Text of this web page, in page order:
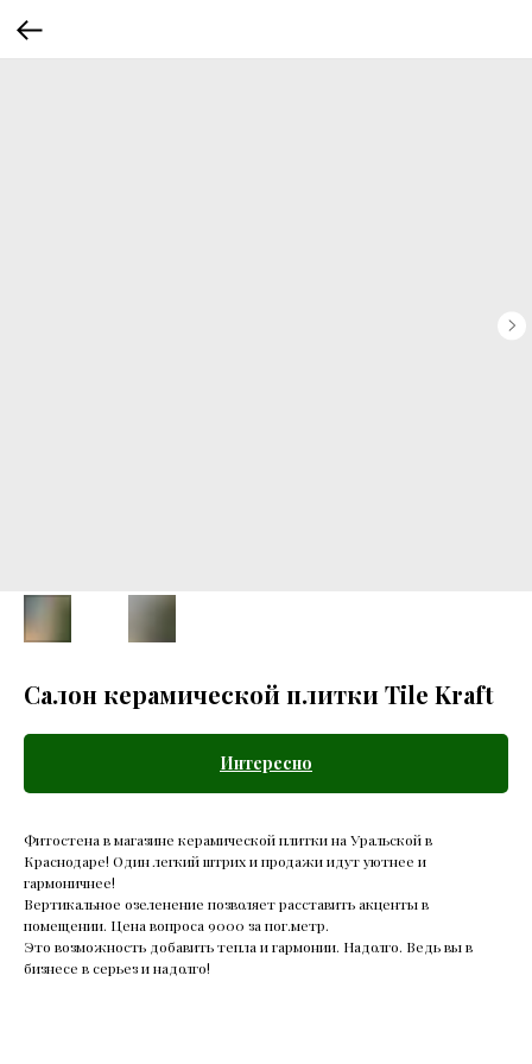
Салон керамической плитки Tile Kraft
Интересно
Фитостена в магазине керамической плитки на Уральской в
Краснодаре! Один легкий штрих и продажи идут уютнее и
гармоничнее!
Вертикальное озеленение позволяет расставить акценты в
помещении. Цена вопроса 9000 за пог.метр.
Это возможность добавить тепла и гармонии. Надолго. Ведь вы в
бизнесе в серьез и надолго!